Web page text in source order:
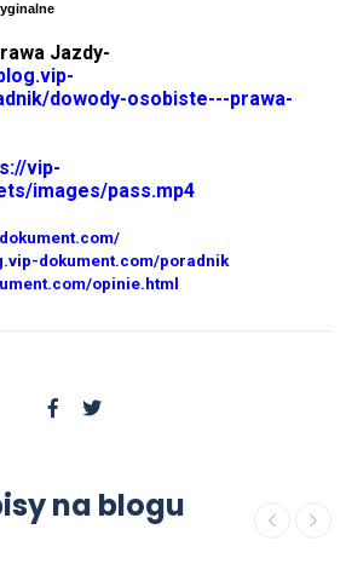
Jazdy-
dowody-osobiste---prawa-
vip-
images/pass.mp4
dokument.com/poradnik
opinie.html
na blogu
świadectwo
średniej z